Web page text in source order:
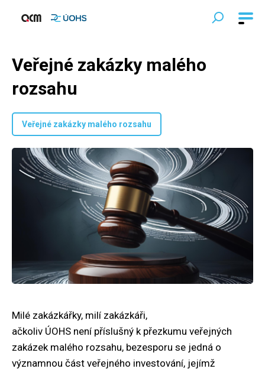
Veřejné zakázky malého
rozsahu
Veřejné zakázky malého rozsahu
Milé zakázkářky, milí zakázkáři,
ačkoliv ÚOHS není příslušný k přezkumu veřejných
zakázek malého rozsahu, bezesporu se jedná o
významnou část veřejného investování, jejímž